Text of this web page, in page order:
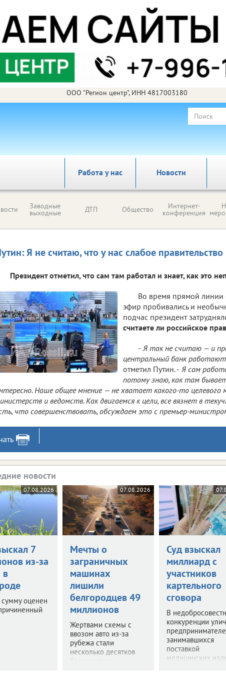
ООО "Регион центр", ИНН 4817003180
Работа у нас Новости
Заводные
выходные ДТП Общество Интернет-
конференция
Я не считаю, что у нас слабое правительство
Президент отметил, что сам там работал и знает, как это
Во время прямой
эфир пробивались и
подчас президент
считаете ли российское
- Я так не считаю — и
центральный банк
отметил Путин. - Я сам
потому знаю, как там
Наше общее мнение — не хватает какого-то целевого
и ведомств. Как двигаемся к цели, все вязнет в
что совершенствовать, обсуждаем это с премьер-
новости
07.08.2026
7
из-за
в
оценен
07.08.2026
Мечты о
заграничных
машинах
лишили
белгородцев 49
миллионов
Жертвами схемы с
ввозом авто из-за
рубежа стали
несколько десятков
белгородцев.
Суд взыскал
миллиард с
участников
картельного
сговора
В
конкуренции
занимавшихся
поставкой
медицинских